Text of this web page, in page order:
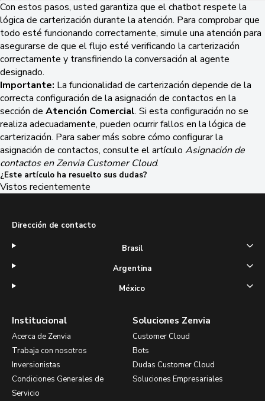
Con estos pasos, usted garantiza que el chatbot respete la
lógica de carterización durante la atención. Para comprobar que
todo esté funcionando correctamente, simule una atención para
asegurarse de que el flujo esté verificando la carterización
correctamente y transfiriendo la conversación al agente
designado.
Importante: La funcionalidad de carterización depende de la
correcta configuración de la asignación de contactos en la
sección de Atención Comercial. Si esta configuración no se
realiza adecuadamente, pueden ocurrir fallos en la lógica de
carterización. Para saber más sobre cómo configurar la
asignación de contactos, consulte el artículo Asignación de
contactos en Zenvia Customer Cloud.
¿Este artículo ha resuelto sus dudas?
Vistos recientemente
Institucional
Acerca de Zenvia
Trabaja con nosotros
Inversionistas
Condiciones Generales de
Servicio
Soluciones Zenvia
Customer Cloud
Bots
Dudas Customer Cloud
Soluciones Empresariales
Dirección de contacto
Brasil
Argentina
México